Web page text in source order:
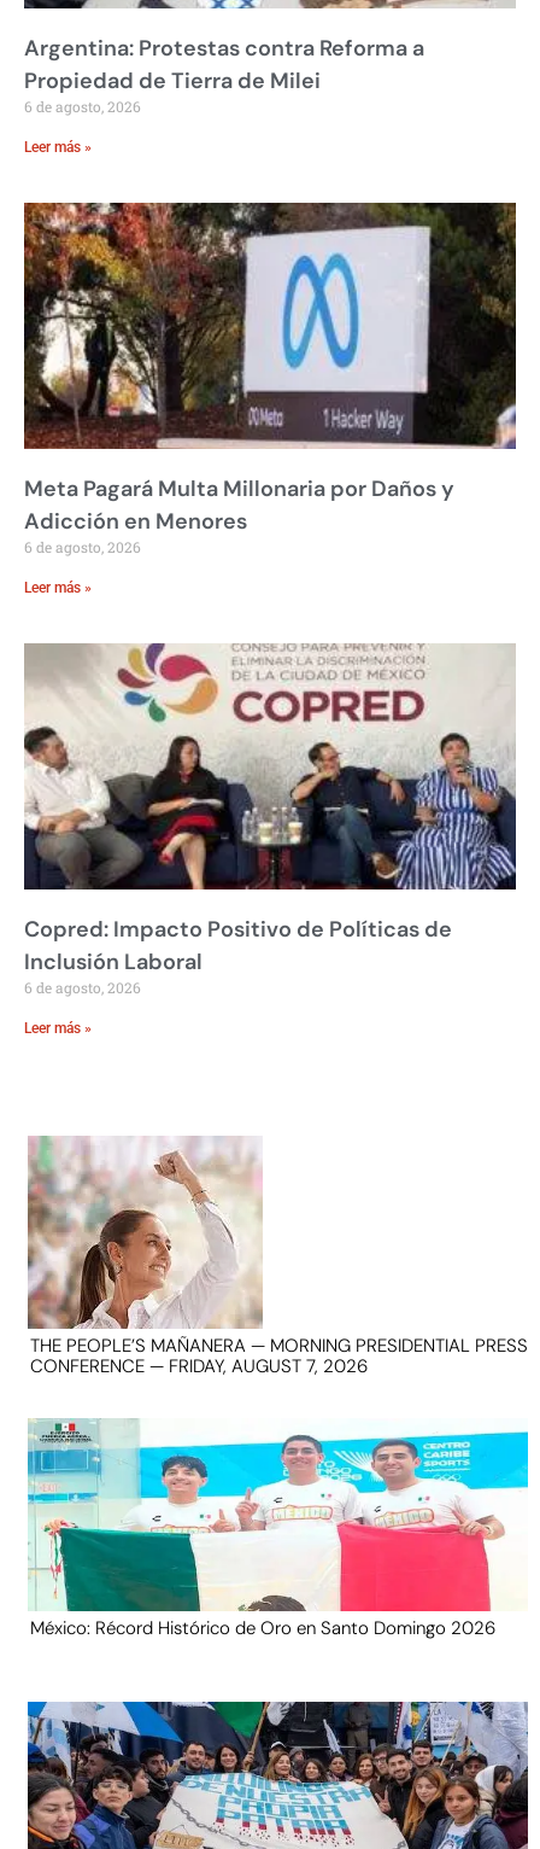
Argentina: Protestas contra Reforma a
Propiedad de Tierra de Milei
6 de agosto, 2026
Leer más »
Meta Pagará Multa Millonaria por Daños y
Adicción en Menores
6 de agosto, 2026
Leer más »
Copred: Impacto Positivo de Políticas de
Inclusión Laboral
6 de agosto, 2026
Leer más »
THE PEOPLE’S MAÑANERA — MORNING PRESIDENTIAL PRESS
CONFERENCE — FRIDAY, AUGUST 7, 2026
México: Récord Histórico de Oro en Santo Domingo 2026